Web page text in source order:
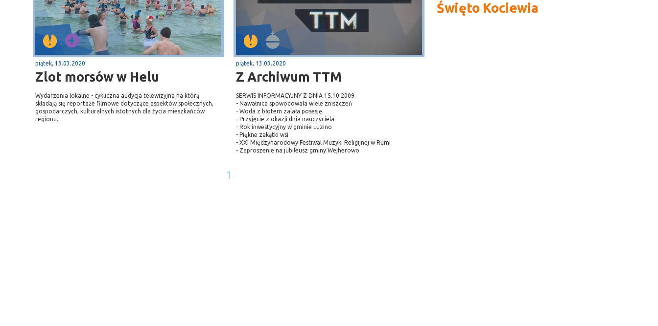
piątek, 13.03.2020
Zlot morsów w Helu
Wydarzenia lokalne - cykliczna audycja telewizyjna na którą
składają się reportaże filmowe dotyczące aspektów społecznych,
gospodarczych, kulturalnych istotnych dla życia mieszkańców
regionu.
piątek, 13.03.2020
Z Archiwum TTM
SERWIS INFORMACYJNY Z DNIA 15.10.2009
- Nawałnica spowodowała wiele zniszczeń
- Woda z błotem zalała posesję
- Przyjęcie z okazji dnia nauczyciela
- Rok inwestycyjny w gminie Luzino
- Piękne zakątki wsi
- XXI Międzynarodowy Festiwal Muzyki Religijnej w Rumi
- Zaproszenie na jubileusz gminy Wejherowo
1
Święto Kociewia